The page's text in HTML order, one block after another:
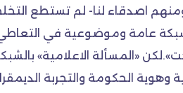
اصدقاء لنا- لم تستطع
شبكة عامة وموضوعية في
«المسألة الاعلامية»
الحكومة والتجربة